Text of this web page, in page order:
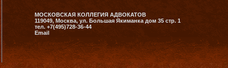
МОСКОВСКАЯ КОЛЛЕГИЯ АДВОКАТОВ
119049, Москва, ул. Большая Якиманка дом 35 стр. 1
тел. +7(495)728-36-44
Email